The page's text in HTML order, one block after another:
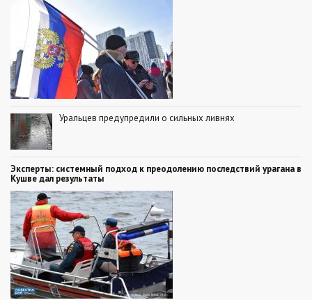
Уральцев предупредили о сильных ливнях
Эксперты: системный подход к преодолению последствий урагана в
Кушве дал результаты